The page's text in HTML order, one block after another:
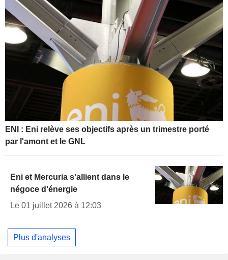
ENI : Eni relève ses objectifs après un trimestre porté
par l'amont et le GNL
Eni et Mercuria s'allient dans le
négoce d'énergie
Le 01 juillet 2026 à 12:03
Plus d'analyses